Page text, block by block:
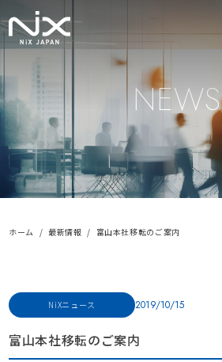
NEWS
ホーム 最新情報 富山本社移転のご案内
NiXニュース 2019/10/15
富山本社移転のご案内